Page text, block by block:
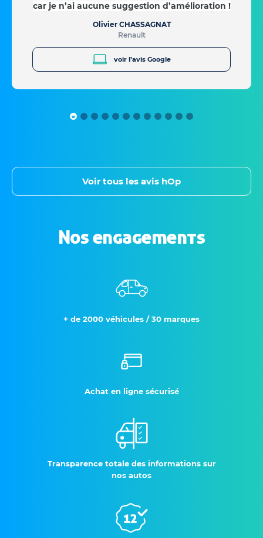
car je n’ai aucune suggestion d’amélioration !
Olivier CHASSAGNAT
Renault
voir l’avis Google
Voir tous les avis hOp
Nos engagements
+ de 2000 véhicules / 30 marques
Achat en ligne sécurisé
Transparence totale des informations sur
nos autos